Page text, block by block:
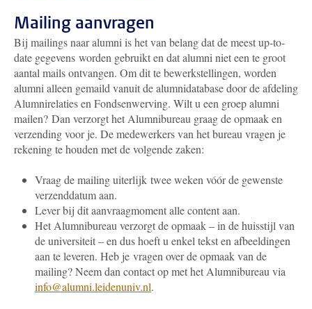
Mailing aanvragen
Bij mailings naar alumni is het van belang dat de meest up-to-
date gegevens worden gebruikt en dat alumni niet een te groot
aantal mails ontvangen. Om dit te bewerkstellingen, worden
alumni alleen gemaild vanuit de alumnidatabase door de afdeling
Alumnirelaties en Fondsenwerving. Wilt u een groep alumni
mailen? Dan verzorgt het Alumnibureau graag de opmaak en
verzending voor je. De medewerkers van het bureau vragen je
rekening te houden met de volgende zaken:
Vraag de mailing uiterlijk twee weken vóór de gewenste
verzenddatum aan.
Lever bij dit aanvraagmoment alle content aan.
Het Alumnibureau verzorgt de opmaak – in de huisstijl van
de universiteit – en dus hoeft u enkel tekst en afbeeldingen
aan te leveren. Heb je vragen over de opmaak van de
mailing? Neem dan contact op met het Alumnibureau via
info@alumni.leidenuniv.nl.